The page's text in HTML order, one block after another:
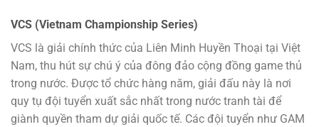
VCS (Vietnam Championship Series)
VCS là giải chính thức của Liên Minh Huyền Thoại tại Việt
Nam, thu hút sự chú ý của đông đảo cộng đồng game thủ
trong nước. Được tổ chức hàng năm, giải đấu này là nơi
quy tụ đội tuyển xuất sắc nhất trong nước tranh tài để
giành quyền tham dự giải quốc tế. Các đội tuyển như GAM